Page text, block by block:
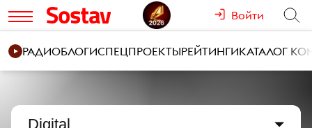
Войти
РАДИОБЛОГИСПЕЦПРОЕКТЫРЕЙТИНГИКАТАЛОГ
Digital